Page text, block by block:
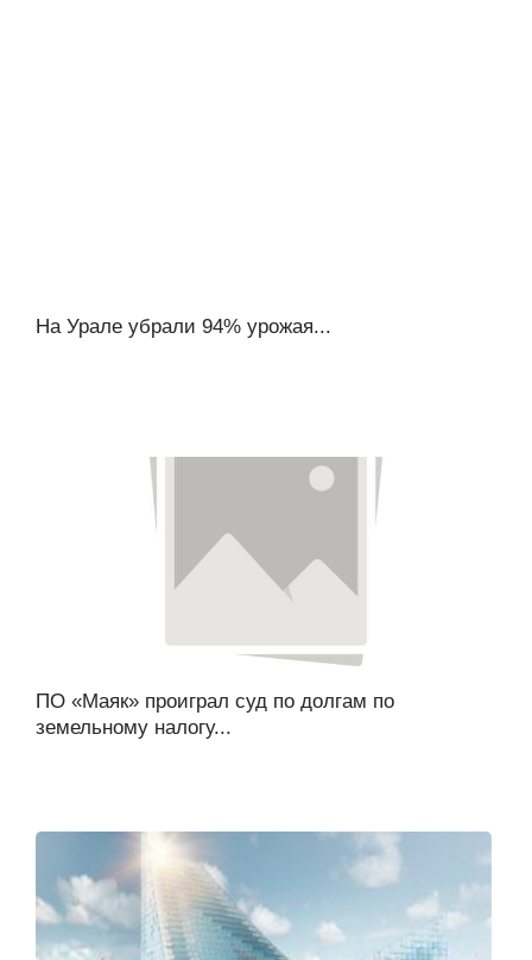
На Урале убрали 94% урожая...
ПО «Маяк» проиграл суд по долгам по
земельному налогу...